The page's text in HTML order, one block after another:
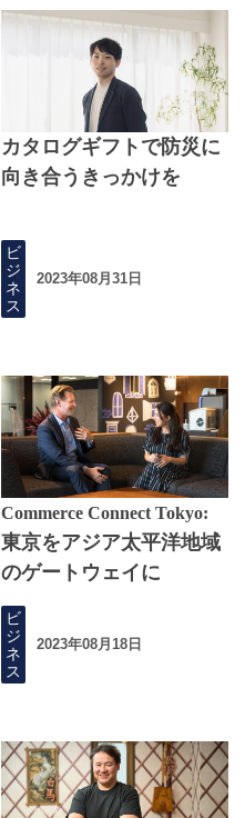
カタログギフトで防災に
向き合うきっかけを
ビ
ジ
ネ
ス
2023年08月31日
Commerce Connect Tokyo:
東京をアジア太平洋地域
のゲートウェイに
ビ
ジ
ネ
ス
2023年08月18日